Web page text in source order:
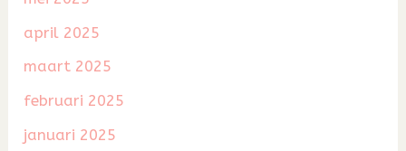
april 2025
maart 2025
februari 2025
januari 2025